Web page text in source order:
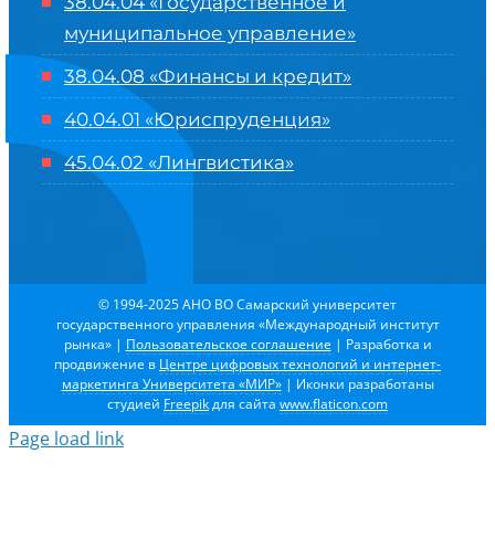
муниципальное управление»
38.04.08 «Финансы и кредит»
40.04.01 «Юриспруденция»
45.04.02 «Лингвистика»
© 1994-2025 АНО ВО Самарский университет
государственного управления «Международный институт
рынка» | Пользовательское соглашение | Разработка и
продвижение в Центре цифровых технологий и интернет-
маркетинга Университета «МИР»| Иконки разработаны
студией Freepikдля сайта www.flaticon.com
Page load link